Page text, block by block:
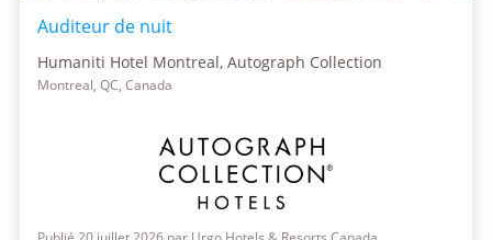
Auditeur de nuit
Humaniti Hotel Montreal, Autograph Collection
Montreal, QC, Canada